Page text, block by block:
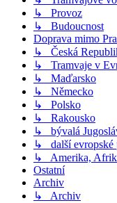
↳ Provoz
↳ Budoucnost
Doprava mimo
↳ Česká
↳ Tramvaje v
↳ Maďarsko
↳ Německo
↳ Polsko
↳ Rakousko
↳ bývalá
↳ další evropské
↳ Amerika,
Ostatní
Archiv
↳ Archiv